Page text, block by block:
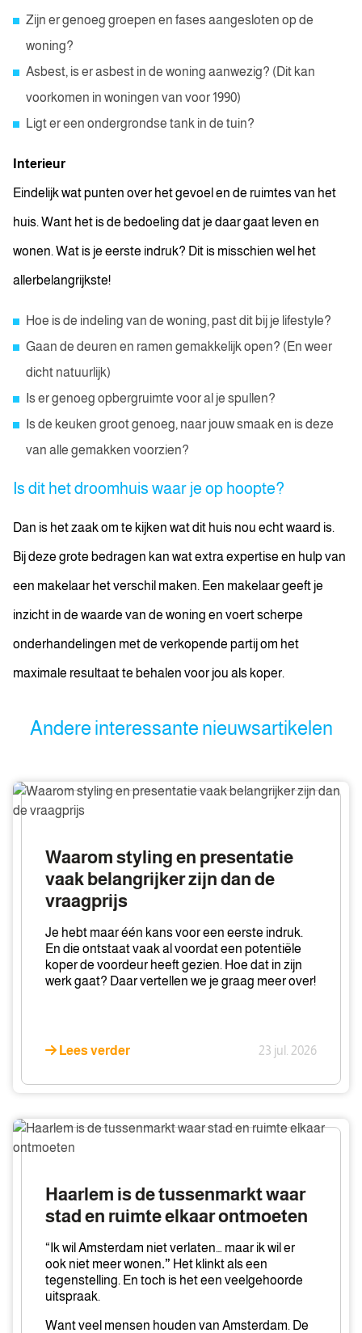
Zijn er genoeg groepen en fases aangesloten op de
woning?
Asbest, is er asbest in de woning aanwezig? (Dit kan
voorkomen in woningen van voor 1990)
Ligt er een ondergrondse tank in de tuin?
Interieur
Eindelijk wat punten over het gevoel en de ruimtes van het
huis. Want het is de bedoeling dat je daar gaat leven en
wonen. Wat is je eerste indruk? Dit is misschien wel het
allerbelangrijkste!
Hoe is de indeling van de woning, past dit bij je lifestyle?
Gaan de deuren en ramen gemakkelijk open? (En weer
dicht natuurlijk)
Is er genoeg opbergruimte voor al je spullen?
Is de keuken groot genoeg, naar jouw smaak en is deze
van alle gemakken voorzien?
Is dit het droomhuis waar je op hoopte?
Dan is het zaak om te kijken wat dit huis nou echt waard is.
Bij deze grote bedragen kan wat extra expertise en hulp van
een makelaar het verschil maken. Een makelaar geeft je
inzicht in de waarde van de woning en voert scherpe
onderhandelingen met de verkopende partij om het
maximale resultaat te behalen voor jou als koper.
Andere interessante nieuwsartikelen
Waarom
styling
presentatie
belangrijker
vraagprijs
Waarom styling en presentatie
vaak belangrijker zijn dan de
vraagprijs
Je hebt maar één kans voor een eerste indruk.
En die ontstaat vaak al voordat een potentiële
koper de voordeur heeft gezien. Hoe dat in zijn
werk gaat? Daar vertellen we je graag meer over!
Lees verder 23 jul. 2026
Haarlem
is
tussenmarkt
ruimte
elkaar
ontmoeten
Haarlem is de tussenmarkt waar
stad en ruimte elkaar ontmoeten
“Ik wil Amsterdam niet verlaten… maar ik wil er
ook niet meer wonen.” Het klinkt als een
tegenstelling. En toch is het een veelgehoorde
uitspraak.
Want veel mensen houden van Amsterdam. De